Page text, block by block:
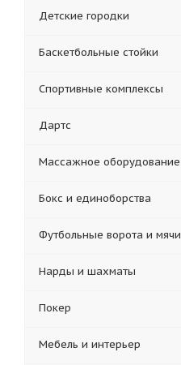
Детские городки
Баскетбольные стойки
Спортивные комплексы
Дартс
Массажное оборудование
Бокс и единоборства
Футбольные ворота и мячи
Нарды и шахматы
Покер
Мебель и интерьер